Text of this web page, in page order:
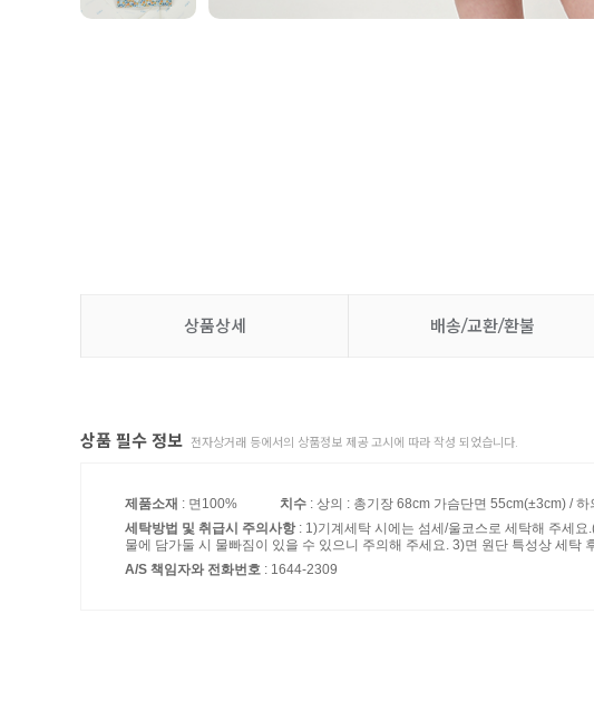
상품상세 배송/교환/환불
상품 필수 정보 전자상거래 등에서의 상품정보 제공 고시에 따라 작성 되었습니다.
제품소재 : 면100% 치수 : 상의 : 총기장 68cm 가슴단면 55cm(±3cm) /
세탁방법 및 취급시 주의사항: 1)기계세탁 시에는 섬세/울코스로 세탁해 주세
물에 담가둘 시 물빠짐이 있을 수 있으니 주의해 주세요. 3)면 원단 특성상 세탁
A/S 책임자와 전화번호 : 1644-2309